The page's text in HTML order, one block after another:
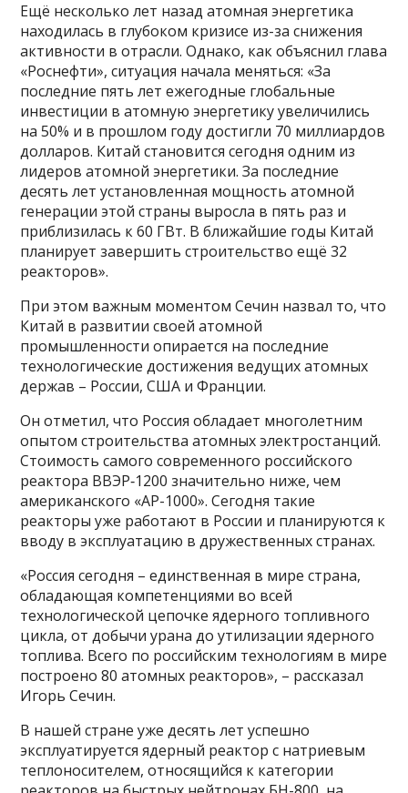
Ещё несколько лет назад атомная энергетика
находилась в глубоком кризисе из-за снижения
активности в отрасли. Однако, как объяснил глава
«Роснефти», ситуация начала меняться: «За
последние пять лет ежегодные глобальные
инвестиции в атомную энергетику увеличились
на 50% и в прошлом году достигли 70 миллиардов
долларов. Китай становится сегодня одним из
лидеров атомной энергетики. За последние
десять лет установленная мощность атомной
генерации этой страны выросла в пять раз и
приблизилась к 60 ГВт. В ближайшие годы Китай
планирует завершить строительство ещё 32
реакторов».
При этом важным моментом Сечин назвал то, что
Китай в развитии своей атомной
промышленности опирается на последние
технологические достижения ведущих атомных
держав – России, США и Франции.
Он отметил, что Россия обладает многолетним
опытом строительства атомных электростанций.
Стоимость самого современного российского
реактора ВВЭР‑1200 значительно ниже, чем
американского «AP-1000». Сегодня такие
реакторы уже работают в России и планируются к
вводу в эксплуатацию в дружественных странах.
«Россия сегодня – единственная в мире страна,
обладающая компетенциями во всей
технологической цепочке ядерного топливного
цикла, от добычи урана до утилизации ядерного
топлива. Всего по российским технологиям в мире
построено 80 атомных реакторов», – рассказал
Игорь Сечин.
В нашей стране уже десять лет успешно
эксплуатируется ядерный реактор с натриевым
теплоносителем, относящийся к категории